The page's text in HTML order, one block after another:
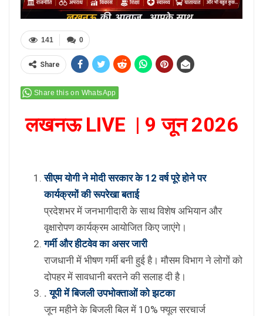
0
141
Share
Share this on WhatsApp
लखनऊ LIVE | 9 जून 2026
सीएम योगी ने मोदी सरकार के 12 वर्ष पूरे होने पर
कार्यक्रमों की रूपरेखा बताई
प्रदेशभर में जनभागीदारी के साथ विशेष अभियान और
वृक्षारोपण कार्यक्रम आयोजित किए जाएंगे।
गर्मी और हीटवेव का असर जारी
राजधानी में भीषण गर्मी बनी हुई है। मौसम विभाग ने लोगों को
दोपहर में सावधानी बरतने की सलाह दी है।
.यूपी में बिजली उपभोक्ताओं को झटका
जून महीने के बिजली बिल में 10% फ्यूल सरचार्ज